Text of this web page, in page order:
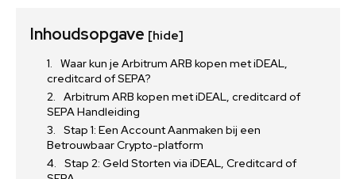
Inhoudsopgave [hide]
Waar kun je Arbitrum ARB kopen met iDEAL,
creditcard of SEPA?
Arbitrum ARB kopen met iDEAL, creditcard of
SEPA Handleiding
Stap 1: Een Account Aanmaken bij een
Betrouwbaar Crypto-platform
Stap 2: Geld Storten via iDEAL, Creditcard of